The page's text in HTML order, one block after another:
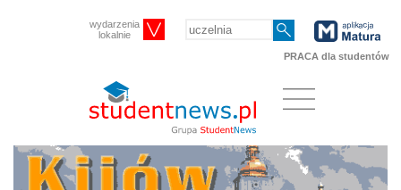
wydarzenia
lokalnie
PRACA dla studentów